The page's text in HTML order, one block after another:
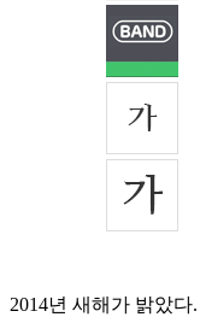
2014년 새해가 밝았다